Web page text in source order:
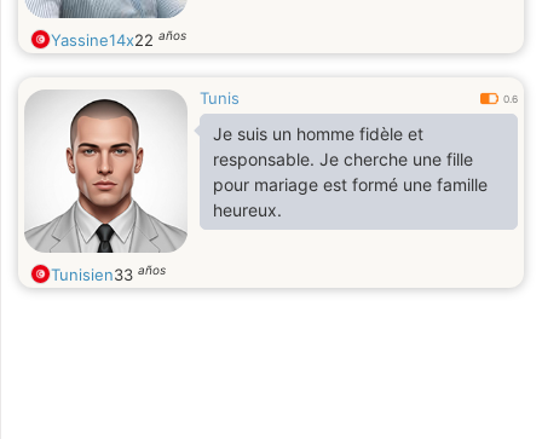
Yassine14x22 años
Tunis 0.6
Je suis un homme fidèle et
responsable. Je cherche une fille
pour mariage est formé une famille
heureux.
Tunisien33 años